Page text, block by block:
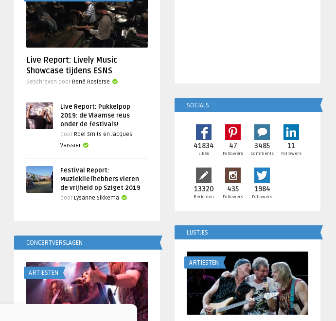
Live Report: Lively Music
Showcase tijdens ESNS
Geschreven door René Rosierse
Live Report: Pukkelpop
2019: de Vlaamse reus
onder de festivals!
door Roel Smits en Jacques
Vaissier
Festival Report:
Muziekliefhebbers vieren
de vrijheid op Sziget 2019
door Lysanne Sikkema
CONCERTVERSLAGEN
ARTIESTEN
SOCIALS
41834
Likes
47
Followers
3485
Comments
11
Followers
13320
Berichten
435
Followers
1984
Followers
LIJSTJES
ARTIESTEN